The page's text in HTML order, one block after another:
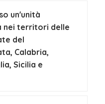
un'unità
nei territori delle
del
Calabria,
Sicilia e